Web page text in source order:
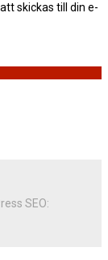
skickas till din e-
SEO: